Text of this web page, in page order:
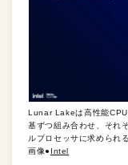
Lunar Lakeは高性能
基ずつ組み合わせ、それ
ルプロセッサに求められ
画像● Intel